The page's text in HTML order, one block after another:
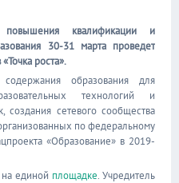
повышения квалификации и
30-31 марта проведет
роста».
образования для
технологий и
создания сетевого сообщества
по федеральному
«Образование» в 2019-
единой площадке. Учредитель